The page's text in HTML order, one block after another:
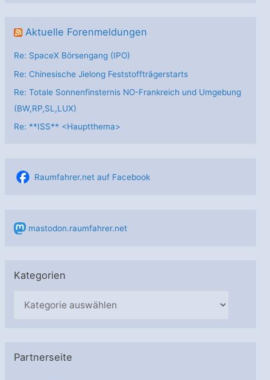
Aktuelle Forenmeldungen
Re: SpaceX Börsengang (IPO)
Re: Chinesische Jielong Feststoffträgerstarts
Re: Totale Sonnenfinsternis NO-Frankreich und Umgebung
(BW,RP,SL,LUX)
Re: **ISS** <Hauptthema>
Raumfahrer.net auf Facebook
mastodon.raumfahrer.net
Kategorien
g
Partnerseite